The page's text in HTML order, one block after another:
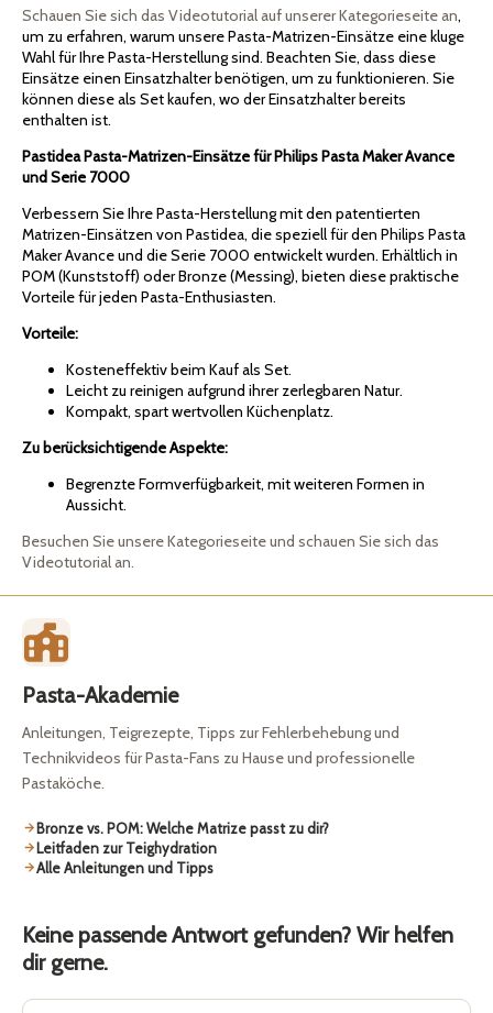
Schauen Sie sich das Videotutorial auf unserer Kategorieseite an,
um zu erfahren, warum unsere Pasta-Matrizen-Einsätze eine kluge
Wahl für Ihre Pasta-Herstellung sind. Beachten Sie, dass diese
Einsätze einen Einsatzhalter benötigen, um zu funktionieren. Sie
können diese als Set kaufen, wo der Einsatzhalter bereits
enthalten ist.
Pastidea Pasta-Matrizen-Einsätze für Philips Pasta Maker Avance
und Serie 7000
Verbessern Sie Ihre Pasta-Herstellung mit den patentierten
Matrizen-Einsätzen von Pastidea, die speziell für den Philips Pasta
Maker Avance und die Serie 7000 entwickelt wurden. Erhältlich in
POM (Kunststoff) oder Bronze (Messing), bieten diese praktische
Vorteile für jeden Pasta-Enthusiasten.
Vorteile:
Kosteneffektiv beim Kauf als Set.
Leicht zu reinigen aufgrund ihrer zerlegbaren Natur.
Kompakt, spart wertvollen Küchenplatz.
Zu berücksichtigende Aspekte:
Begrenzte Formverfügbarkeit, mit weiteren Formen in
Aussicht.
Besuchen Sie unsere Kategorieseite und schauen Sie sich das
Videotutorial an.
Pasta-Akademie
Anleitungen, Teigrezepte, Tipps zur Fehlerbehebung und
Technikvideos für Pasta-Fans zu Hause und professionelle
Pastaköche.
Bronze vs. POM: Welche Matrize passt zu dir?
Leitfaden zur Teighydration
Alle Anleitungen und Tipps
Keine passende Antwort gefunden? Wir helfen
dir gerne.